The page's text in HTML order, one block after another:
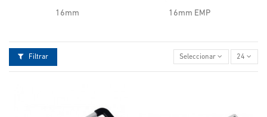
16mm 16mm EMP
Filtrar Seleccionar 24